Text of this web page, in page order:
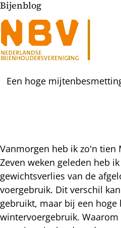
Bijenblog
Een hoge
Vanmorgen heb ik zo'n tien
Zeven weken geleden heb
gewichtsverlies van de
voergebruik. Dit verschil
gebruikt, maar bij een
wintervoergebruik.